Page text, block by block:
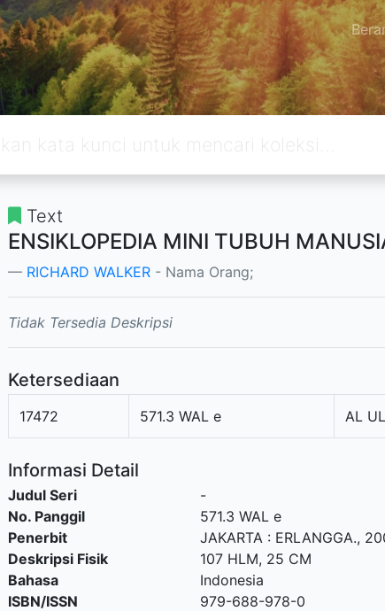
Text
ENSIKLOPEDIA MINI TUBUH
RICHARD WALKER - Nama Orang;
Tidak Tersedia Deskripsi
Ketersediaan
17472 571.3 WAL e AL
Informasi Detail
Judul Seri
-
No. Panggil
571.3 WAL e
Penerbit
JAKARTA: ERLANGGA.,
Deskripsi Fisik
107 HLM, 25 CM
Bahasa
Indonesia
ISBN/ISSN
979-688-978-0